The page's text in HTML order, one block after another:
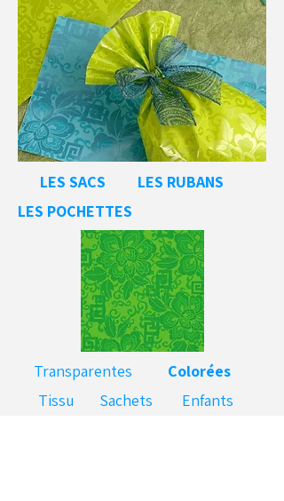
LES SACS
LES RUBANS
LES POCHETTES
Transparentes
Tissu
Sachets
Colorées
Enfants